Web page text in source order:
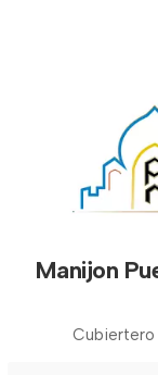
Manijon
Cubiertero